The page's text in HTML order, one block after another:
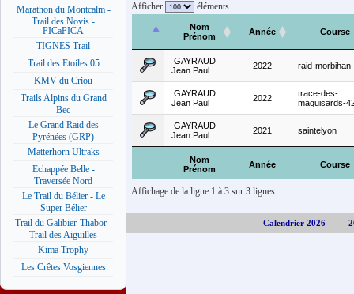
Marathon du Montcalm -
Trail des Novis -
PICaPICA
TIGNES Trail
Trail des Etoiles 05
KMV du Criou
Trails Alpins du Grand
Bec
Le Grand Raid des
Pyrénées (GRP)
Matterhorn Ultraks
Echappée Belle -
Traversée Nord
Le Trail du Bélier - Le
Super Bélier
Trail du Galibier-Thabor -
Trail des Aiguilles
Kima Trophy
Les Crêtes Vosgiennes
Afficher éléments
Nom
Prénom
Année Course
Nom
Prénom
Année Course
GAYRAUD
Jean Paul
2022 raid-morbihan
GAYRAUD
Jean Paul
2022
trace-des-
maquisards-
GAYRAUD
Jean Paul
2021 saintelyon
Affichage de la ligne 1 à 3 sur 3 lignes
Calendrier 2026